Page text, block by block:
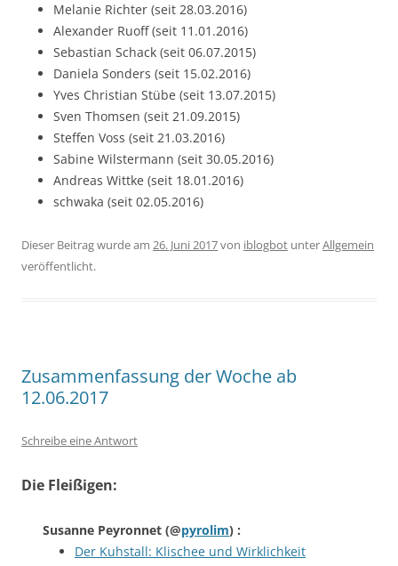
Melanie Richter (seit 28.03.2016)
Alexander Ruoff (seit 11.01.2016)
Sebastian Schack (seit 06.07.2015)
Daniela Sonders (seit 15.02.2016)
Yves Christian Stübe (seit 13.07.2015)
Sven Thomsen (seit 21.09.2015)
Steffen Voss (seit 21.03.2016)
Sabine Wilstermann (seit 30.05.2016)
Andreas Wittke (seit 18.01.2016)
schwaka (seit 02.05.2016)
Dieser Beitrag wurde am 26. Juni 2017von iblogbot unterAllgemein
veröffentlicht.
Zusammenfassung der Woche ab
12.06.2017
Schreibe eine Antwort
Die Fleißigen:
Susanne Peyronnet (@pyrolim) :
Der Kuhstall: Klischee und Wirklichkeit